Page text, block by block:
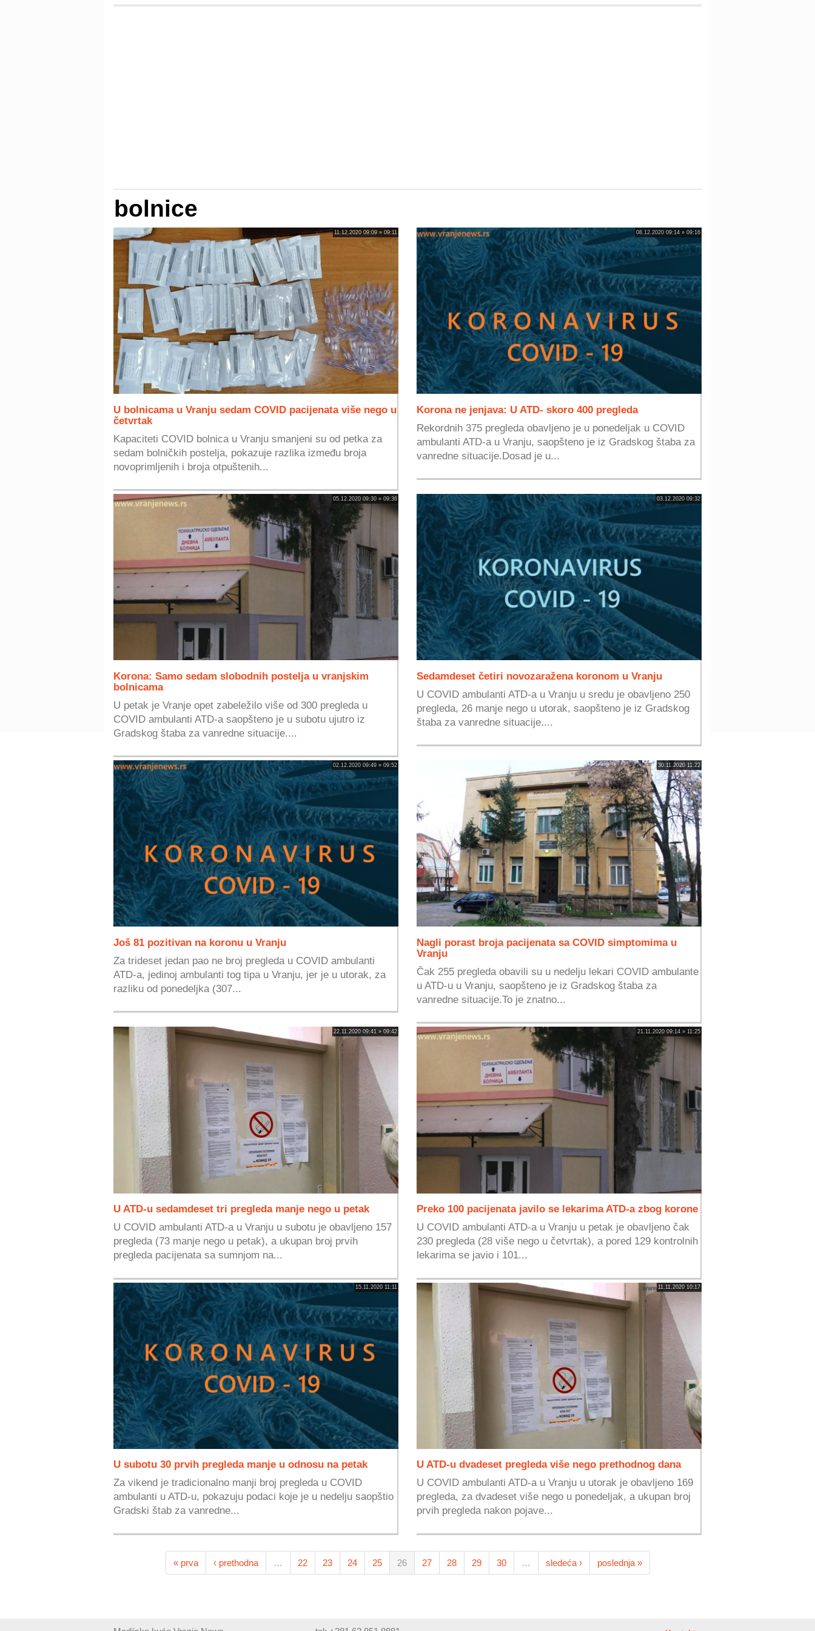
bolnice
11.12.2020 09:09 » 09:11
U bolnicama u Vranju sedam COVID pacijenata više nego u
četvrtak
Kapaciteti COVID bolnica u Vranju smanjeni su od petka za
sedam bolničkih postelja, pokazuje razlika između broja
novoprimljenih i broja otpuštenih...
08.12.2020 09:14 » 09:16
Korona ne jenjava: U ATD- skoro 400 pregleda
Rekordnih 375 pregleda obavljeno je u ponedeljak u COVID
ambulanti ATD-a u Vranju, saopšteno je iz Gradskog štaba za
vanredne situacije.Dosad je u...
05.12.2020 09:30 » 09:36
Korona: Samo sedam slobodnih postelja u vranjskim
bolnicama
U petak je Vranje opet zabeležilo više od 300 pregleda u
COVID ambulanti ATD-a saopšteno je u subotu ujutro iz
Gradskog štaba za vanredne situacije....
03.12.2020 09:32
Sedamdeset četiri novozaražena koronom u Vranju
U COVID ambulanti ATD-a u Vranju u sredu je obavljeno 250
pregleda, 26 manje nego u utorak, saopšteno je iz Gradskog
štaba za vanredne situacije....
02.12.2020 09:49 » 09:52
Još 81 pozitivan na koronu u Vranju
Za trideset jedan pao ne broj pregleda u COVID ambulanti
ATD-a, jedinoj ambulanti tog tipa u Vranju, jer je u utorak, za
razliku od ponedeljka (307...
30.11.2020 11:22
Nagli porast broja pacijenata sa COVID simptomima u
Vranju
Čak 255 pregleda obavili su u nedelju lekari COVID ambulante
u ATD-u u Vranju, saopšteno je iz Gradskog štaba za
vanredne situacije.To je znatno...
22.11.2020 09:41 » 09:42
U ATD-u sedamdeset tri pregleda manje nego u petak
U COVID ambulanti ATD-a u Vranju u subotu je obavljeno 157
pregleda (73 manje nego u petak), a ukupan broj prvih
pregleda pacijenata sa sumnjom na...
21.11.2020 09:14 » 11:25
Preko 100 pacijenata javilo se lekarima ATD-a zbog korone
U COVID ambulanti ATD-a u Vranju u petak je obavljeno čak
230 pregleda (28 više nego u četvrtak), a pored 129 kontrolnih
lekarima se javio i 101...
15.11.2020 11:11
U subotu 30 prvih pregleda manje u odnosu na petak
Za vikend je tradicionalno manji broj pregleda u COVID
ambulanti u ATD-u, pokazuju podaci koje je u nedelju saopštio
Gradski štab za vanredne...
11.11.2020 10:17
U ATD-u dvadeset pregleda više nego prethodnog dana
U COVID ambulanti ATD-a u Vranju u utorak je obavljeno 169
pregleda, za dvadeset više nego u ponedeljak, a ukupan broj
prvih pregleda nakon pojave...
« prva ‹ prethodna … 22 23 24 25 26 27 28 29 30 … sledeća › poslednja »